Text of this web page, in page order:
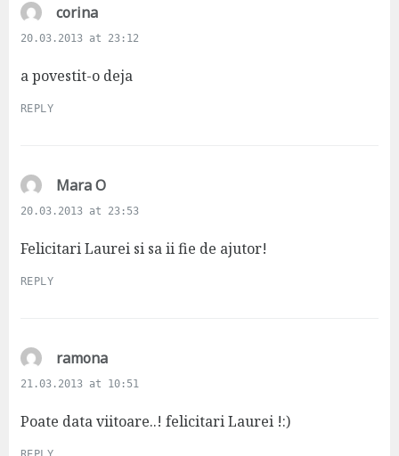
corinas
a
s
20.03.2013 at 23:12
a povestit-o deja
REPLY
Mara Os
a
s
20.03.2013 at 23:53
Felicitari Laurei si sa ii fie de ajutor!
REPLY
ramonas
a
s
21.03.2013 at 10:51
Poate data viitoare..! felicitari Laurei !:)